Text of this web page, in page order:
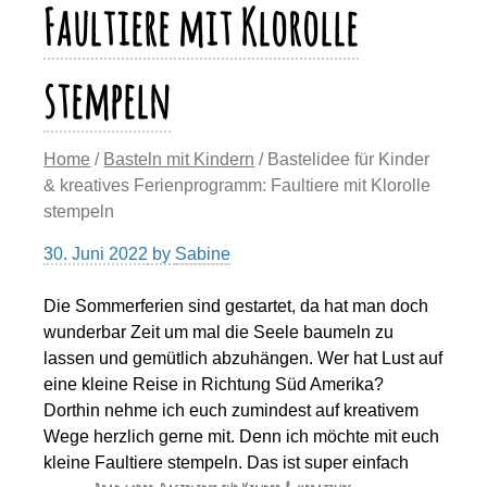
Faultiere mit Klorolle
stempeln
Home / Basteln mit Kindern / Bastelidee für Kinder
& kreatives Ferienprogramm: Faultiere mit Klorolle
stempeln
30. Juni 2022 by Sabine
Die Sommerferien sind gestartet, da hat man doch
wunderbar Zeit um mal die Seele baumeln zu
lassen und gemütlich abzuhängen. Wer hat Lust auf
eine kleine Reise in Richtung Süd Amerika?
Dorthin nehme ich euch zumindest auf kreativem
Wege herzlich gerne mit. Denn ich möchte mit euch
kleine Faultiere stempeln. Das ist super einfach